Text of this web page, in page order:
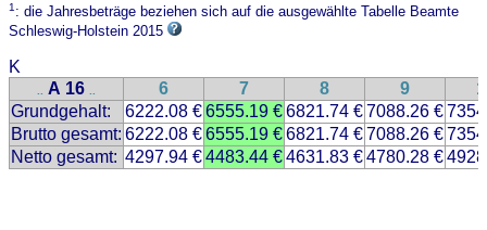
1: die Jahresbeträge beziehen sich auf die ausgewählte Tabelle Beamte
Schleswig-Holstein 2015
K
.. A 16 .. 6 7 8 9
Grundgehalt:
6222.08 €6555.19 €6821.74 €7088.26 €
Brutto gesamt: 6222.08 €6555.19 €6821.74 €7088.26 €
Netto gesamt: 4297.94 €4483.44 €4631.83 €4780.28 €